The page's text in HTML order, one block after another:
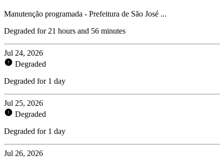
Manutenção programada - Prefeitura de São José ...
Degraded for 21 hours and 56 minutes
Jul 24, 2026
Degraded
Degraded for 1 day
Jul 25, 2026
Degraded
Degraded for 1 day
Jul 26, 2026